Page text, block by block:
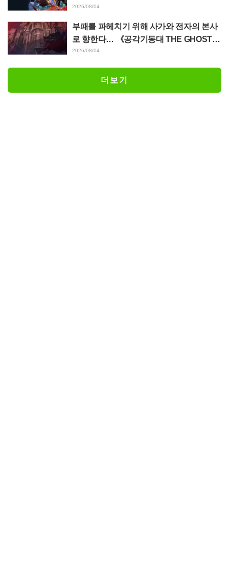
다…” 제17화에서의 “혼신의 명연” 비하인
드를 밝히다
2026/08/04
부패를 파헤치기 위해 사가와 전자의 본사
로 향한다… 《공각기동대 THE GHOST I
N THE SHELL》 제5화 줄거리·장면 컷·에
2026/08/04
더보기